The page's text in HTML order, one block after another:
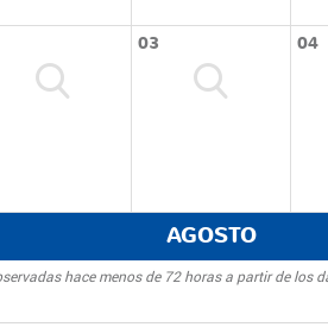
03 04
AGOSTO
hace menos de 72 horas a partir de los